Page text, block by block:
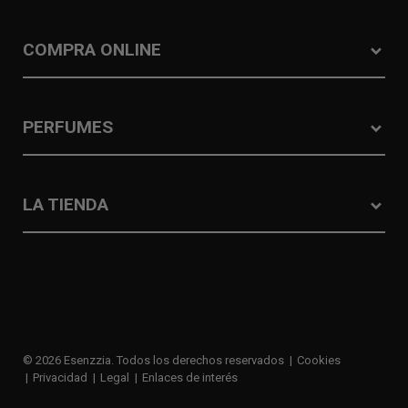
COMPRA ONLINE
PERFUMES
LA TIENDA
© 2026 Esenzzia. Todos los derechos reservados
Cookies
Privacidad
Legal Enlaces de interés